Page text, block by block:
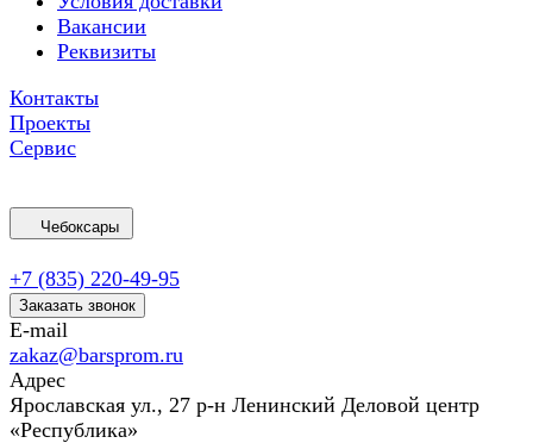
Вакансии
Реквизиты
Контакты
Проекты
Сервис
Чебоксары
+7 (835) 220-49-95
Заказать звонок
E-mail
zakaz@barsprom.ru
Адрес
Ярославская ул., 27 р-н Ленинский Деловой центр
«Республика»